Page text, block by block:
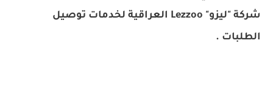
شركة "ليزو" Lezzoo العراقية لخدمات توصيل
الطلبات .